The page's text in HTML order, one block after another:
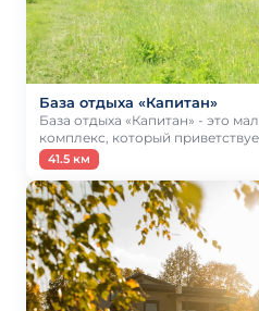
База отдыха «Капитан»
База отдыха «Капитан» - это
комплекс, который
41.5 км